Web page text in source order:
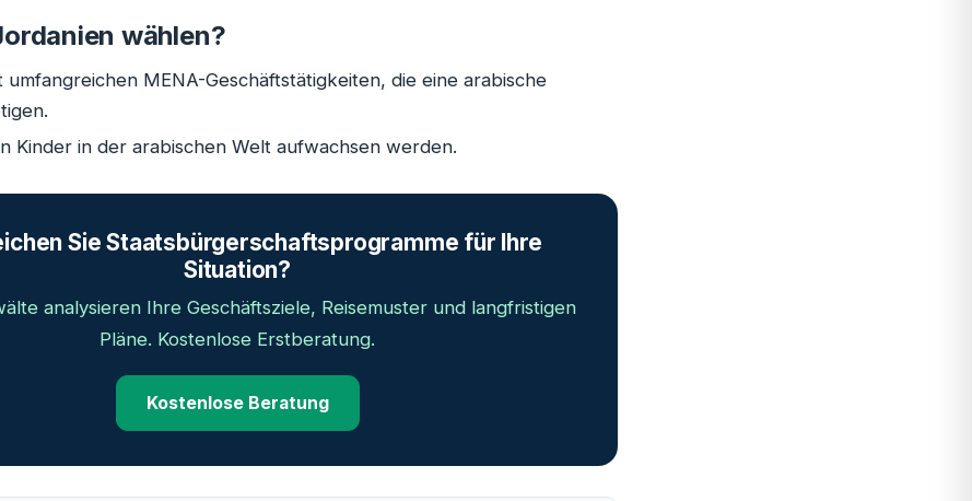
wählen?
umfangreichen MENA-Geschäftstätigkeiten, die eine arabische
Kinder in der arabischen Welt aufwachsen werden.
Sie Staatsbürgerschaftsprogramme für Ihre
Situation?
analysieren Ihre Geschäftsziele, Reisemuster und langfristigen
Pläne. Kostenlose Erstberatung.
Kostenlose Beratung